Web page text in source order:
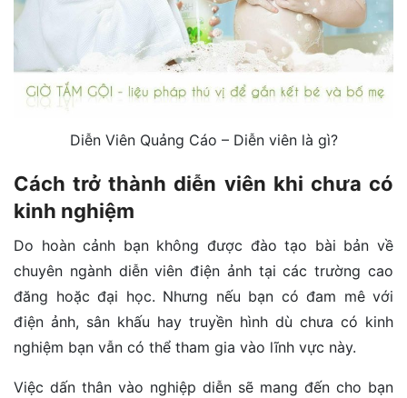
Diễn Viên Quảng Cáo – Diễn viên là gì?
Cách trở thành diễn viên khi chưa có
kinh nghiệm
Do hoàn cảnh bạn không được đào tạo bài bản về
chuyên ngành diễn viên điện ảnh tại các trường cao
đăng hoặc đại học. Nhưng nếu bạn có đam mê với
điện ảnh, sân khấu hay truyền hình dù chưa có kinh
nghiệm bạn vẫn có thể tham gia vào lĩnh vực này.
Việc dấn thân vào nghiệp diễn sẽ mang đến cho bạn